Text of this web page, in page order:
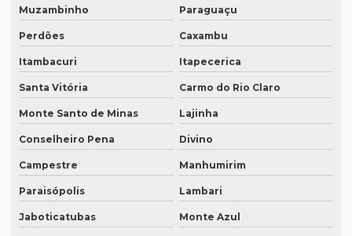
Muzambinho Paraguaçu
Perdões Caxambu
Itambacuri Itapecerica
Santa Vitória Carmo do Rio Claro
Monte Santo de Minas Lajinha
Conselheiro Pena Divino
Campestre Manhumirim
Paraisópolis Lambari
Jaboticatubas Monte Azul